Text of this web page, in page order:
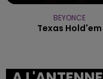
BEYONCE
Texas Hold'em